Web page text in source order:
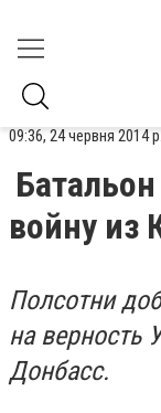
09:36, 24 червня 2014 р.
войну из
Полсотни
на верность
Донбасс.